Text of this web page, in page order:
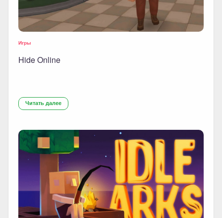
Игры
Hide Online
Читать далее